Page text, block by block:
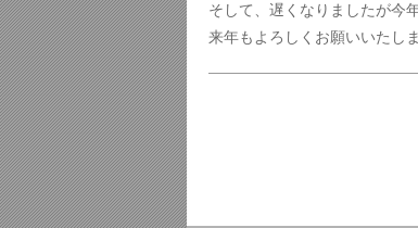
そして、遅くなりましたが今
来年もよろしくお願いいたし